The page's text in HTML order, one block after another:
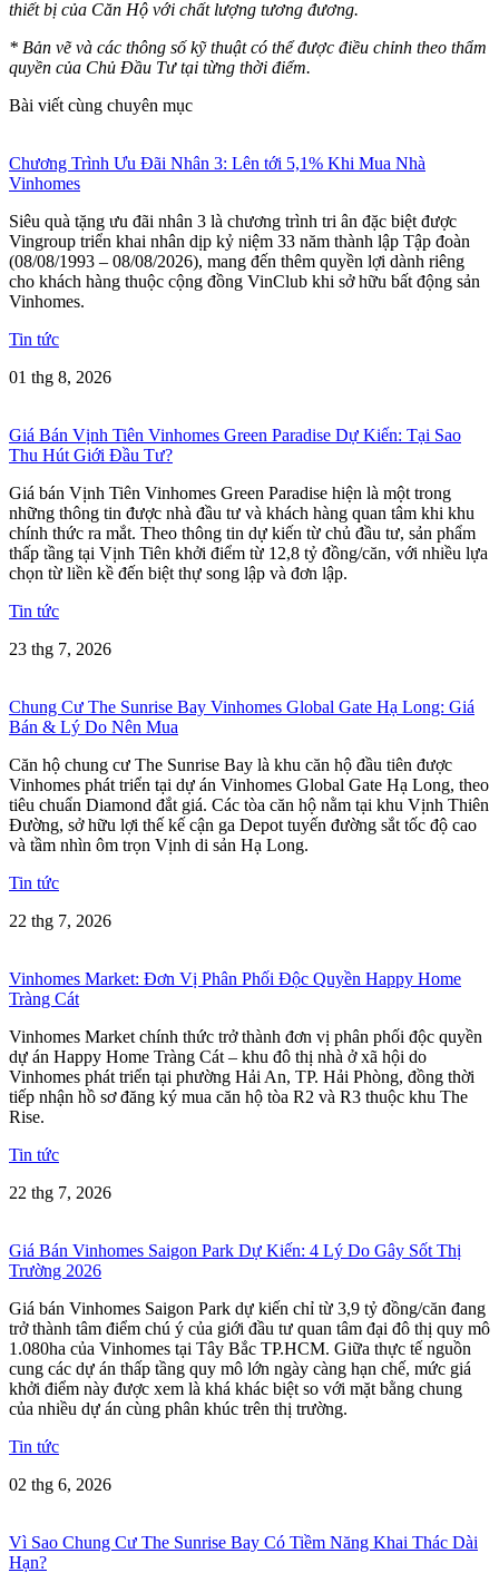
thiết bị của Căn Hộ với chất lượng tương đương.
* Bản vẽ và các thông số kỹ thuật có thể được điều chỉnh theo thẩm
quyền của Chủ Đầu Tư tại từng thời điểm.
Bài viết cùng chuyên mục
Chương Trình Ưu Đãi Nhân 3: Lên tới 5,1% Khi Mua Nhà
Vinhomes
Siêu quà tặng ưu đãi nhân 3 là chương trình tri ân đặc biệt được
Vingroup triển khai nhân dịp kỷ niệm 33 năm thành lập Tập đoàn
(08/08/1993 – 08/08/2026), mang đến thêm quyền lợi dành riêng
cho khách hàng thuộc cộng đồng VinClub khi sở hữu bất động sản
Vinhomes.
Tin tức
01 thg 8, 2026
Giá Bán Vịnh Tiên Vinhomes Green Paradise Dự Kiến: Tại Sao
Thu Hút Giới Đầu Tư?
Giá bán Vịnh Tiên Vinhomes Green Paradise hiện là một trong
những thông tin được nhà đầu tư và khách hàng quan tâm khi khu
chính thức ra mắt. Theo thông tin dự kiến từ chủ đầu tư, sản phẩm
thấp tầng tại Vịnh Tiên khởi điểm từ 12,8 tỷ đồng/căn, với nhiều lựa
chọn từ liền kề đến biệt thự song lập và đơn lập.
Tin tức
23 thg 7, 2026
Chung Cư The Sunrise Bay Vinhomes Global Gate Hạ Long: Giá
Bán & Lý Do Nên Mua
Căn hộ chung cư The Sunrise Bay là khu căn hộ đầu tiên được
Vinhomes phát triển tại dự án Vinhomes Global Gate Hạ Long, theo
tiêu chuẩn Diamond đắt giá. Các tòa căn hộ nằm tại khu Vịnh Thiên
Đường, sở hữu lợi thế kế cận ga Depot tuyến đường sắt tốc độ cao
và tầm nhìn ôm trọn Vịnh di sản Hạ Long.
Tin tức
22 thg 7, 2026
Vinhomes Market: Đơn Vị Phân Phối Độc Quyền Happy Home
Tràng Cát
Vinhomes Market chính thức trở thành đơn vị phân phối độc quyền
dự án Happy Home Tràng Cát – khu đô thị nhà ở xã hội do
Vinhomes phát triển tại phường Hải An, TP. Hải Phòng, đồng thời
tiếp nhận hồ sơ đăng ký mua căn hộ tòa R2 và R3 thuộc khu The
Rise.
Tin tức
22 thg 7, 2026
Giá Bán Vinhomes Saigon Park Dự Kiến: 4 Lý Do Gây Sốt Thị
Trường 2026
Giá bán Vinhomes Saigon Park dự kiến chỉ từ 3,9 tỷ đồng/căn đang
trở thành tâm điểm chú ý của giới đầu tư quan tâm đại đô thị quy mô
1.080ha của Vinhomes tại Tây Bắc TP.HCM. Giữa thực tế nguồn
cung các dự án thấp tầng quy mô lớn ngày càng hạn chế, mức giá
khởi điểm này được xem là khá khác biệt so với mặt bằng chung
của nhiều dự án cùng phân khúc trên thị trường.
Tin tức
02 thg 6, 2026
Vì Sao Chung Cư The Sunrise Bay Có Tiềm Năng Khai Thác Dài
Hạn?